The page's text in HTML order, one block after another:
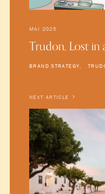
MAI 2025
Trudon, Lost
BRAND STRATEGY
NEXT ARTICLE